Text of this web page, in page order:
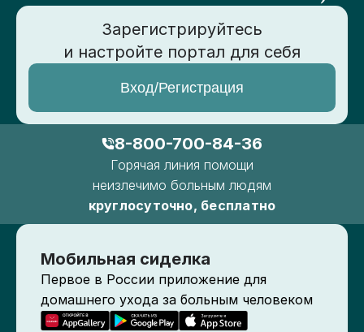
Зарегистрируйтесь
и настройте портал для себя
Вход/Регистрация
8-800-700-84-36
Горячая линия помощи
неизлечимо больным людям
круглосуточно, бесплатно
Мобильная сиделка
Первое в России приложение для
домашнего ухода за больным человеком